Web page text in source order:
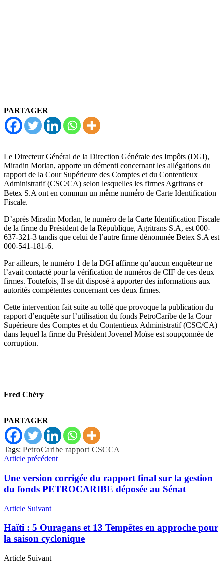
PARTAGER
Le Directeur Général de la Direction Générale des Impôts (DGI),
Miradin Morlan, apporte un démenti concernant les allégations du
rapport de la Cour Supérieure des Comptes et du Contentieux
Administratif (CSC/CA) selon lesquelles les firmes Agritrans et
Betex S.A ont en commun un même numéro de Carte Identification
Fiscale.
D’après Miradin Morlan, le numéro de la Carte Identification Fiscale
de la firme du Président de la République, Agritrans S.A, est 000-
637-321-3 tandis que celui de l’autre firme dénommée Betex S.A est
000-541-181-6.
Par ailleurs, le numéro 1 de la DGI affirme qu’aucun enquêteur ne
l’avait contacté pour la vérification de numéros de CIF de ces deux
firmes. Toutefois, Il se dit disposé à apporter des informations aux
autorités compétentes concernant ces deux firmes.
Cette intervention fait suite au tollé que provoque la publication du
rapport d’enquête sur l’utilisation du fonds PetroCaribe de la Cour
Supérieure des Comptes et du Contentieux Administratif (CSC/CA)
dans lequel la firme du Président Jovenel Moïse est soupçonnée de
corruption.
Fred Chéry
PARTAGER
Tags: PetroCaribe rapport CSCCA
Article précédent
Une version corrigée du rapport final sur la gestion
du fonds PETROCARIBE déposée au Sénat
Article Suivant
Haïti : 5 Ouragans et 13 Tempêtes en approche pour
la saison cyclonique
Article Suivant